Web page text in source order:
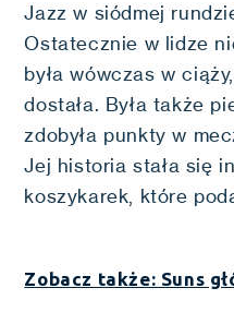
Jazz w siódmej
Ostatecznie w lidze
była wówczas w
dostała. Była także
zdobyła punkty w
Jej historia stała się
koszykarek, które
Zobacz także: Suns